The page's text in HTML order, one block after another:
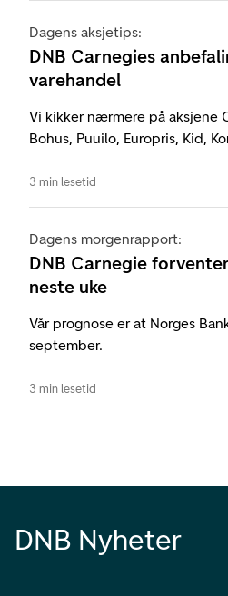
Dagens aksjetips:
DNB Carnegies
varehandel
Vi kikker nærmere på aksjene
Bohus, Puuilo, Europris, Kid,
3 min lesetid
Dagens morgenrapport:
DNB Carnegie
neste uke
Vår prognose er at Norges
september.
3 min lesetid
DNB Nyheter